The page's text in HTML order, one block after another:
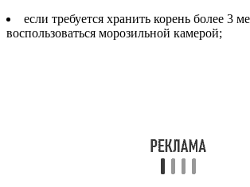
если требуется хранить корень более 3
воспользоваться морозильной камерой;